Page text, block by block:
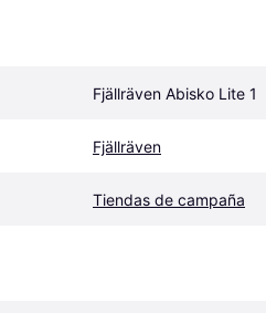
Fjällräven Abisko Lite 1
Fjällräven
Tiendas de campaña